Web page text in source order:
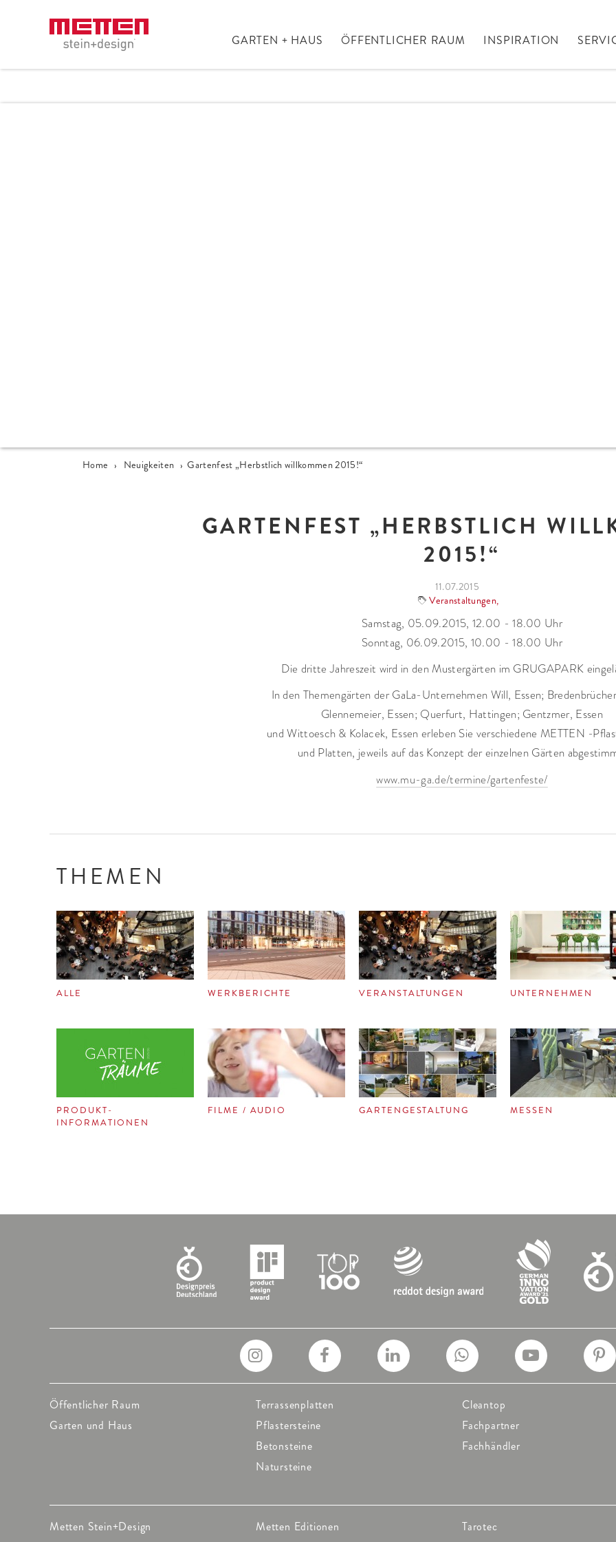
GARTEN + HAUS ÖFFENTLICHER RAUM INSPIRATION
Home › Neuigkeiten › Gartenfest „Herbstlich willkommen 2015!“
GARTENFEST „HERBSTLICH
2015!“
11.07.2015
Veranstaltungen,
Samstag, 05.09.2015, 12.00 - 18.00 Uhr
Sonntag, 06.09.2015, 10.00 - 18.00 Uhr
Die dritte Jahreszeit wird in den Mustergärten im GRUGAPARK
In den Themengärten der GaLa-Unternehmen Will, Essen;
Glennemeier, Essen; Querfurt, Hattingen; Gentzmer, Essen
und Wittoesch & Kolacek, Essen erleben Sie verschiedene METTEN -
und Platten, jeweils auf das Konzept der einzelnen Gärten
www.mu-ga.de/termine/gartenfeste/
THEMEN
ALLE WERKBERICHTE VERANSTALTUNGEN UNTERNEHMEN
PRODUKT-
INFORMATIONEN
FILME / AUDIO GARTENGESTALTUNG MESSEN
Öffentlicher Raum
Garten und Haus
Terrassenplatten
Pflastersteine
Betonsteine
Natursteine
Cleantop
Fachpartner
Fachhändler
Metten Stein+Design
Metten Editionen
Tarotec